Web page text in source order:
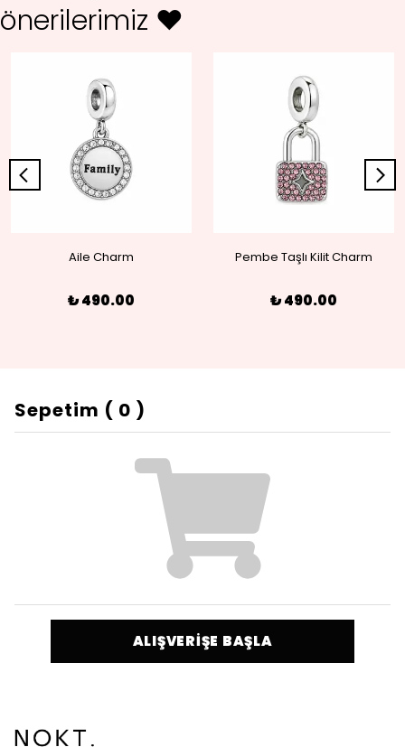
önerilerimiz ♥
Aile Charm
₺ 490.00
Pembe Taşlı Kilit Charm
₺ 490.00
Sepetim ( 0 )
ALIŞVERİŞE BAŞLA